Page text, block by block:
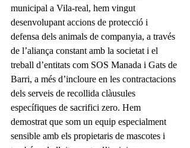
municipal a Vila-real, hem vingut
desenvolupant accions de protecció i
defensa dels animals de companyia, a través
de l’aliança constant amb la societat i el
treball d’entitats com SOS Manada i Gats de
Barri, a més d’incloure en les contractacions
dels serveis de recollida clàusules
específiques de sacrifici zero. Hem
demostrat que som un equip especialment
sensible amb els propietaris de mascotes i